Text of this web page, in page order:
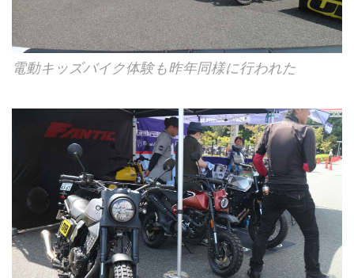
電動キッズバイク体験も昨年同様に行われた